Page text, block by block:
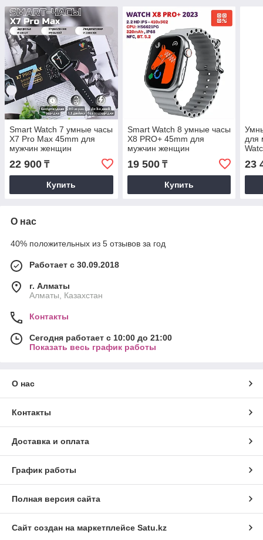
Smart Watch 7 умные часы
X7 Pro Max 45mm для
мужчин женщин
беспроводная зарядка
копия Apple
22 900 ₸
Купить
Smart Watch 8 умные часы
X8 PRO+ 45mm для
мужчин женщин
беспроводная зарядка
копия Apple
19 500₸
Купить
для
23
О нас
40% положительных из 5 отзывов за год
Работает с 30.09.2018
г. Алматы
Алматы, Казахстан
Контакты
Сегодня работает с 10:00 до 21:00
Показать весь график работы
О нас
Контакты
Доставка и оплата
График работы
Полная версия сайта
Сайт создан на маркетплейсе Satu.kz